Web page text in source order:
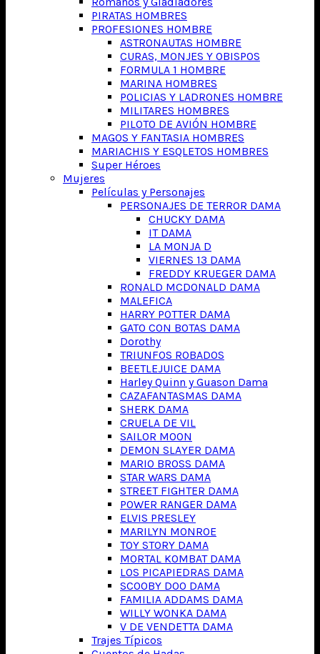
PIRATAS HOMBRES
PROFESIONES HOMBRE
ASTRONAUTAS HOMBRE
CURAS, MONJES Y OBISPOS
FORMULA 1 HOMBRE
MARINA HOMBRES
POLICIAS Y LADRONES HOMBRE
MILITARES HOMBRES
PILOTO DE AVIÓN HOMBRE
MAGOS Y FANTASIA HOMBRES
MARIACHIS Y ESQLETOS HOMBRES
Super Héroes
Mujeres
Películas y Personajes
PERSONAJES DE TERROR DAMA
CHUCKY DAMA
IT DAMA
LA MONJA D
VIERNES 13 DAMA
FREDDY KRUEGER DAMA
RONALD MCDONALD DAMA
MALEFICA
HARRY POTTER DAMA
GATO CON BOTAS DAMA
Dorothy
TRIUNFOS ROBADOS
BEETLEJUICE DAMA
Harley Quinn y Guason Dama
CAZAFANTASMAS DAMA
SHERK DAMA
CRUELA DE VIL
SAILOR MOON
DEMON SLAYER DAMA
MARIO BROSS DAMA
STAR WARS DAMA
STREET FIGHTER DAMA
POWER RANGER DAMA
ELVIS PRESLEY
MARILYN MONROE
TOY STORY DAMA
MORTAL KOMBAT DAMA
LOS PICAPIEDRAS DAMA
SCOOBY DOO DAMA
FAMILIA ADDAMS DAMA
WILLY WONKA DAMA
V DE VENDETTA DAMA
Trajes Típicos